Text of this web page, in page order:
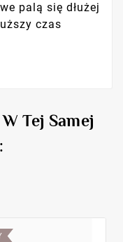
palą się dłużej
czas
Tej Samej